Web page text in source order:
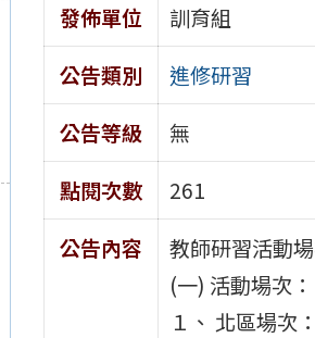
發佈單位
訓育組
公告類別
進修研習
公告等級
無
點閱次數
261
公告內容
教師研習活動
(一) 活動場次：
１、 北區場次：